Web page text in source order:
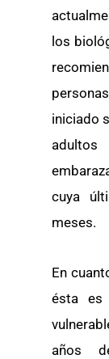
los
iniciado
cuya
meses.
En
ésta es
años